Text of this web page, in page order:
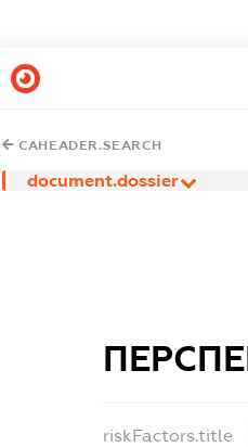
CAHEADER.SEARCH
document.dossier
riskFactors.title